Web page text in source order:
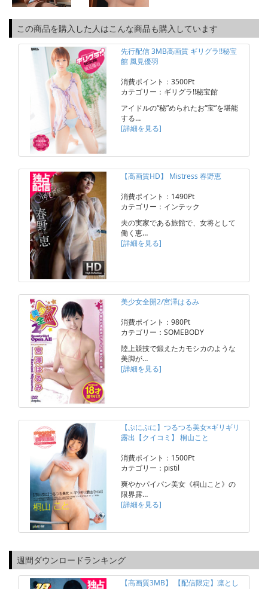
この商品を購入した人はこんな商品も購入しています
先行配信 3MB高画質 ギリグラ!!秘宝
館 風見優羽
消費ポイント：3500Pt
カテゴリー：ギリグラ!!秘宝館
アイドルの“秘”められたお“宝”を堪能
する…
[詳細を見る]
【高画質HD】 Mistress 春野恵
消費ポイント：1490Pt
カテゴリー：インテック
夫の実家である旅館で、女将として
働く恵…
[詳細を見る]
美少女全開2/宮澤はるみ
消費ポイント：980Pt
カテゴリー：SOMEBODY
陸上競技で鍛えたカモシカのような
美脚が…
[詳細を見る]
【ぷにぷに】つるつる美女×ギリギリ
露出【クイコミ】 桐山こと
消費ポイント：1500Pt
カテゴリー：pistil
爽やかパイパン美女《桐山こと》の
限界露…
[詳細を見る]
週間ダウンロードランキング
【高画質3MB】 【配信限定】凛とし